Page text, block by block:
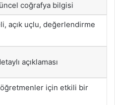
coğrafya bilgisi
açık uçlu, değerlendirme
açıklaması
için etkili bir